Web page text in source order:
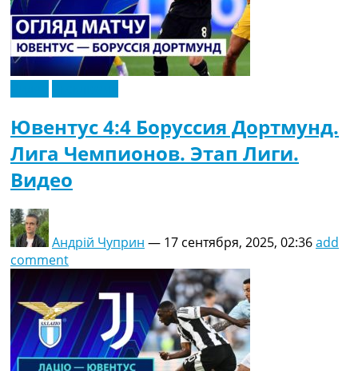
Ювентус 4:4 Боруссия Дортмунд.
Лига Чемпионов. Этап Лиги.
Видео
Андрій Чуприн — 17 сентября, 2025, 02:36add
comment